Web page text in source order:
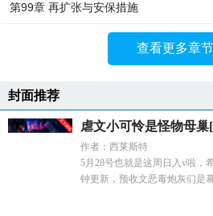
第99章 再扩张与安保措施
查看更多章
封面推荐
虐文小可怜是怪物母巢
作者：西莱斯特
5月28号也就是这周日入v啦，
钟更新，预收文恶毒炮灰们是